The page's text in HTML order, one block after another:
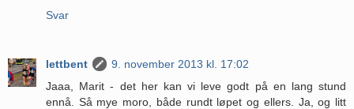
Svar
lettbent
9. november 2013 kl. 17:02
Jaaa, Marit - det her kan vi leve godt på en lang stund
ennå. Så mye moro, både rundt løpet og ellers. Ja, og litt